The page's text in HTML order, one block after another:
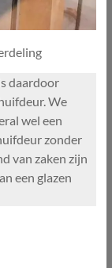
daardoor
We
wel een
zonder
van zaken zijn
een glazen